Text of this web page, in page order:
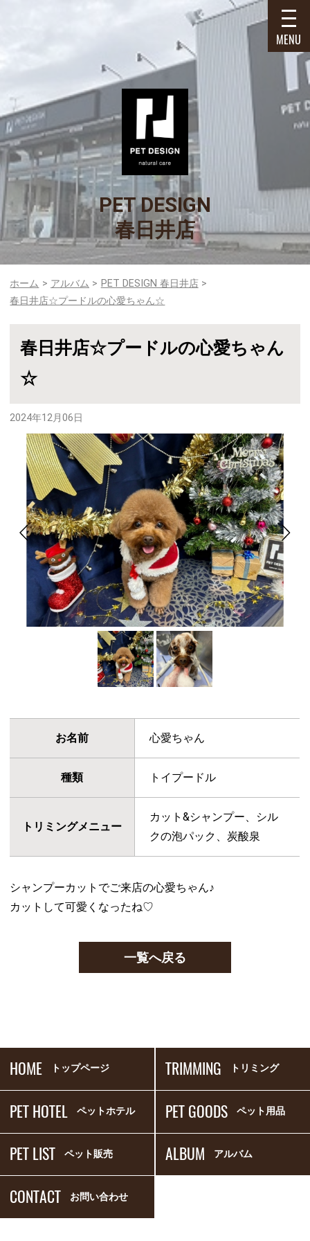
PET DESIGN
春日井店
MENU
ホーム アルバム
PET DESIGN 春日井店
春日井店☆プードルの心愛ちゃん☆
春日井店☆プードルの心愛ちゃん
☆
2024年12月06日
お名前 心愛ちゃん
種類 トイプードル
トリミングメニュー
カット&シャンプー、シル
クの泡パック、炭酸泉
シャンプーカットでご来店の心愛ちゃん♪
カットして可愛くなったね♡
一覧へ戻る
HOME トップページ TRIMMING トリミング
PET HOTEL ペットホテル PET GOODS ペット用品
PET LIST ペット販売 ALBUM アルバム
CONTACT お問い合わせ